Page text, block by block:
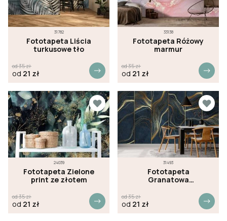
31782
Fototapeta Liścia
turkusowe tło
od35zł
od 21 zł
33138
Fototapeta Różowy
marmur
od35zł
od 21 zł
24039
Fototapeta Zielone
print ze złotem
od35zł
od 21 zł
31493
Fototapeta
Granatowa
od35zł
od 21 zł